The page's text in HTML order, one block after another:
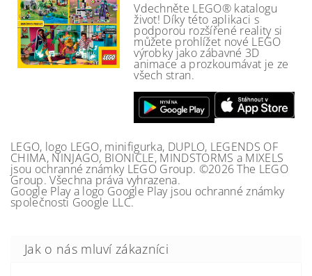
Vdechněte LEGO® katalogu
život! Díky této aplikaci s
podporou rozšířené reality si
můžete prohlížet nové LEGO
výrobky jako zábavné 3D
animace a prozkoumávat je ze
všech stran.
LEGO, logo LEGO, minifigurka, DUPLO, LEGENDS OF
CHIMA, NINJAGO, BIONICLE, MINDSTORMS a MIXELS
jsou ochranné známky LEGO Group. ©2026 The LEGO
Group. Všechna práva vyhrazena.
Google Play a logo Google Play jsou ochranné známky
společnosti Google LLC.